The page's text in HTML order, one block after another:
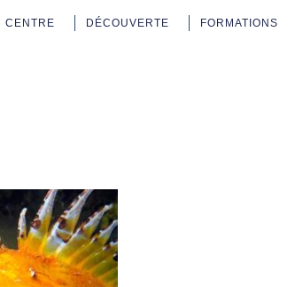
CENTRE DÉCOUVERTE FORMATIONS